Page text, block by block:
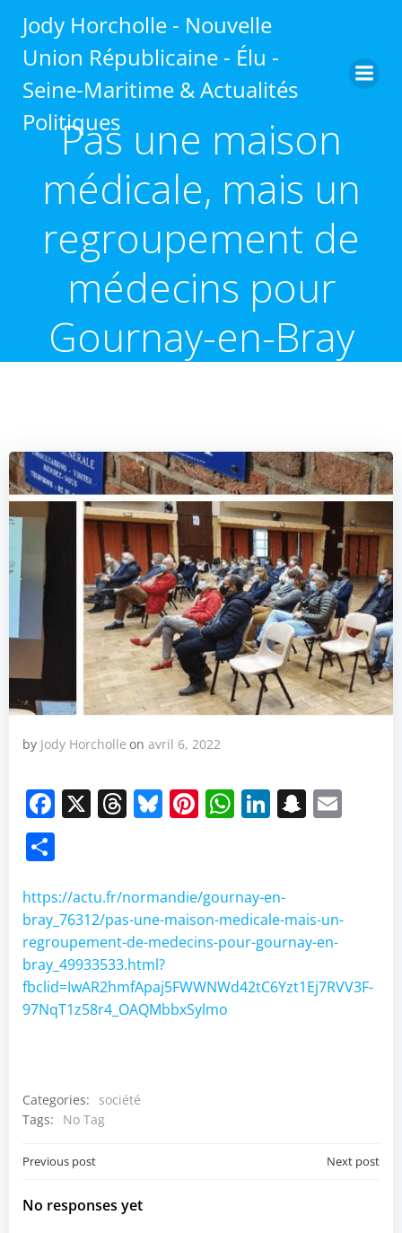
au
contenu
Jody Horcholle - Nouvelle
Union Républicaine - Élu -
Seine-Maritime & Actualités
Politiques
Pas une maison
médicale, mais un
regroupement de
médecins pour
Gournay-en-Bray
by Jody Horcholle on avril 6, 2022
Facebook
X Threads
Bluesky
Pinterest
WhatsApp
LinkedIn
https://actu.fr/normandie/gournay-en-
bray_76312/pas-une-maison-medicale-mais-un-
regroupement-de-medecins-pour-gournay-en-
bray_49933533.html?
fbclid=IwAR2hmfApaj5FWWNWd42tC6Yzt1Ej7RVV3F-
97NqT1z58r4_OAQMbbxSylmo
Categories:
société
Tags:
No Tag
Post
navigation
Previous post Next post
No responses yet